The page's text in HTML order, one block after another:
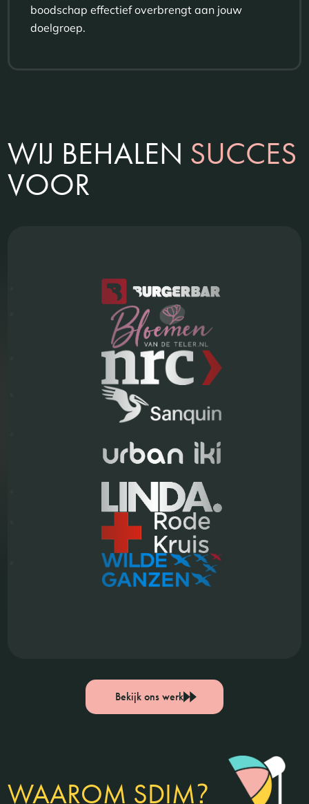
boodschap effectief overbrengt aan jouw
doelgroep.
WIJ BEHALEN SUCCES
VOOR
Bekijk ons werk
WAAROM SDIM?